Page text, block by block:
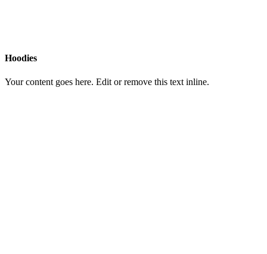
Hoodies
Your content goes here. Edit or remove this text inline.